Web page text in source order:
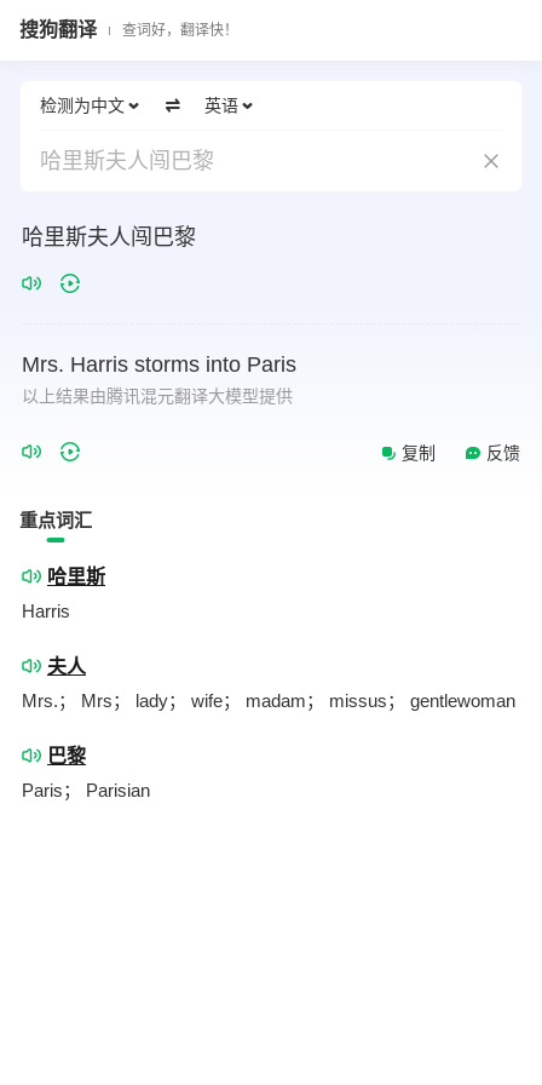
搜狗翻译 查词好，翻译快！
检测为中文 英语
哈里斯夫人闯巴黎
哈里斯夫人闯巴黎
Mrs. Harris storms into Paris
以上结果由腾讯混元翻译大模型提供
复制 反馈
重点词汇
哈里斯
Harris
夫人
Mrs.； Mrs； lady； wife； madam； missus； gentlewoman
巴黎
Paris； Parisian